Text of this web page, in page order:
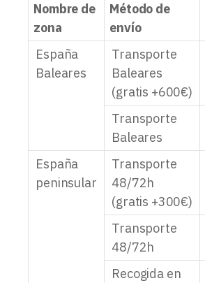
Nombre de
zona
Método de
envío
España
Baleares
Transporte
Baleares
(gratis +600€)
Transporte
Baleares
España
peninsular
Transporte
48/72h
(gratis +300€)
Transporte
48/72h
Recogida en